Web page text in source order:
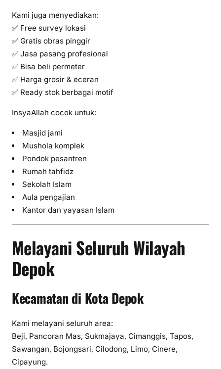
Kami juga menyediakan:
✅ Free survey lokasi
✅ Gratis obras pinggir
✅ Jasa pasang profesional
✅ Bisa beli permeter
✅ Harga grosir & eceran
✅ Ready stok berbagai motif
InsyaAllah cocok untuk:
Masjid jami
Mushola komplek
Pondok pesantren
Rumah tahfidz
Sekolah Islam
Aula pengajian
Kantor dan yayasan Islam
Melayani Seluruh Wilayah
Depok
Kecamatan di Kota Depok
Kami melayani seluruh area:
Beji, Pancoran Mas, Sukmajaya, Cimanggis, Tapos,
Sawangan, Bojongsari, Cilodong, Limo, Cinere,
Cipayung.